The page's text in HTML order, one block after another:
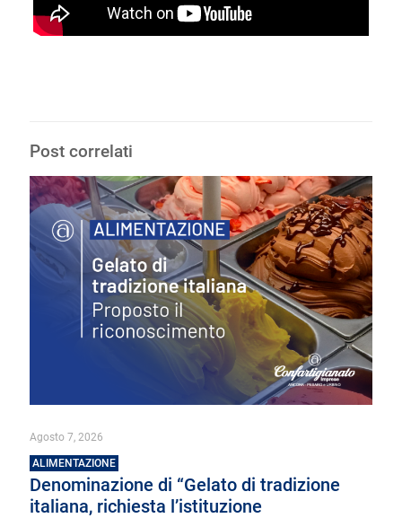
Post correlati
Agosto 7, 2026
ALIMENTAZIONE
Denominazione di “Gelato di tradizione
italiana, richiesta l’istituzione